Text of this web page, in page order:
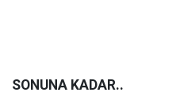
SONUNA KADAR..